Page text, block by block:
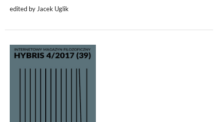
edited by Jacek Uglik